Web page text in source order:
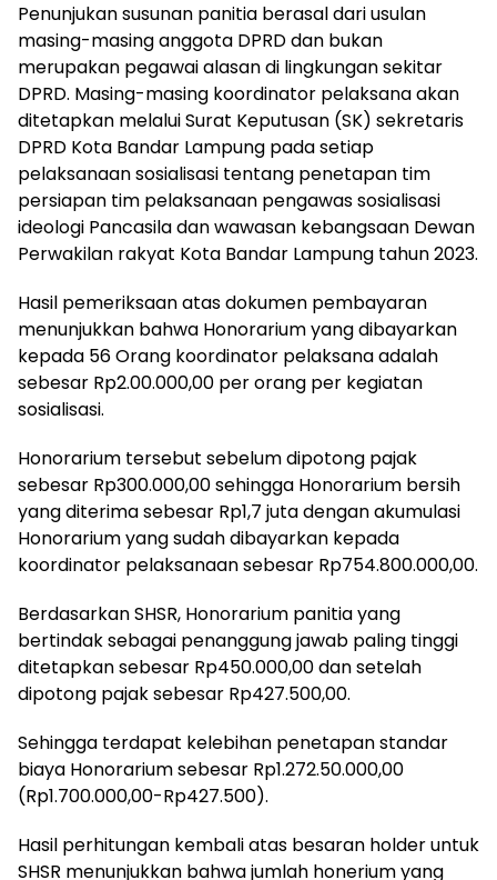
Penunjukan susunan panitia berasal dari usulan
masing-masing anggota DPRD dan bukan
merupakan pegawai alasan di lingkungan sekitar
DPRD. Masing-masing koordinator pelaksana akan
ditetapkan melalui Surat Keputusan (SK) sekretaris
DPRD Kota Bandar Lampung pada setiap
pelaksanaan sosialisasi tentang penetapan tim
persiapan tim pelaksanaan pengawas sosialisasi
ideologi Pancasila dan wawasan kebangsaan Dewan
Perwakilan rakyat Kota Bandar Lampung tahun 2023.
Hasil pemeriksaan atas dokumen pembayaran
menunjukkan bahwa Honorarium yang dibayarkan
kepada 56 Orang koordinator pelaksana adalah
sebesar Rp2.00.000,00 per orang per kegiatan
sosialisasi.
Honorarium tersebut sebelum dipotong pajak
sebesar Rp300.000,00 sehingga Honorarium bersih
yang diterima sebesar Rp1,7 juta dengan akumulasi
Honorarium yang sudah dibayarkan kepada
koordinator pelaksanaan sebesar Rp754.800.000,00.
Berdasarkan SHSR, Honorarium panitia yang
bertindak sebagai penanggung jawab paling tinggi
ditetapkan sebesar Rp450.000,00 dan setelah
dipotong pajak sebesar Rp427.500,00.
Sehingga terdapat kelebihan penetapan standar
biaya Honorarium sebesar Rp1.272.50.000,00
(Rp1.700.000,00-Rp427.500).
Hasil perhitungan kembali atas besaran holder untuk
SHSR menunjukkan bahwa jumlah honerium yang